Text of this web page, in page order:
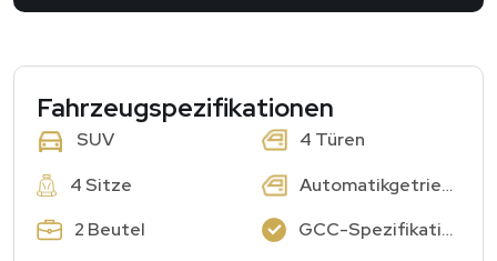
Fahrzeugspezifikationen
SUV
4 Türen
4 Sitze
Automatikgetriebe
2 Beutel
GCC-Spezifikationen: Ja